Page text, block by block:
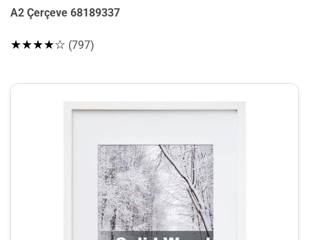
A2 Çerçeve 68189337
★★★★☆ (797)